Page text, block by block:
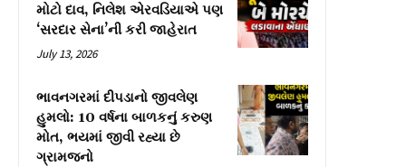
મોટો દાવ, નિલેશ એરવડિયાએ પણ
‘સરદાર સેના’ની કરી જાહેરાત
July 13, 2026
ભાવનગરમાં દીપડાનો જીવલેણ
હુમલો: 10 વર્ષના બાળકનું કરુણ
મોત, ભયમાં જીવી રહ્યા છે
ગ્રામજનો